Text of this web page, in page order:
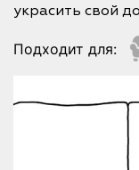
украсить свой
Подходит для: